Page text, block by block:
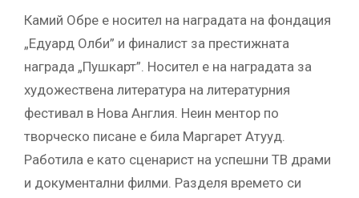
Камий Обре е носител на наградата на фондация
„Едуард Олби” и финалист за престижната
награда „Пушкарт”. Носител е на наградата за
художествена литература на литературния
фестивал в Нова Англия. Неин ментор по
творческо писане е била Маргарет Атууд.
Работила е като сценарист на успешни ТВ драми
и документални филми. Разделя времето си